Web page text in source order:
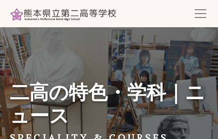
二高の特色・学科｜ニ
ュース